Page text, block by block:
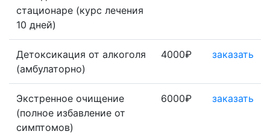
стационаре (курс лечения
10 дней)
Детоксикация от алкоголя
(амбулаторно)
4000₽ заказать
Экстренное очищение
(полное избавление от
симптомов)
6000₽ заказать